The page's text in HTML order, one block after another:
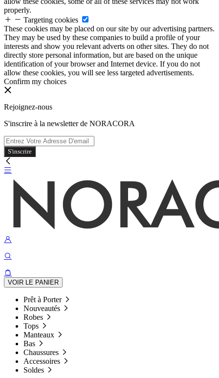
properly.
Targeting cookies
These cookies may be placed on our site by our advertising partners.
They may be used by these companies to build a profile of your
interests and show you relevant adverts on other sites. They do not
directly store personal information, but are based on the unique
identification of your browser and Internet device. If you do not
allow these cookies, you will see less targeted advertisements.
Confirm my choices
Rejoignez-nous
S'inscrire à la newsletter de NORACORA
S'inscrire
VOIR LE PANIER
Prêt à Porter
Nouveautés
Robes
Tops
Manteaux
Bas
Chaussures
Accessoires
Soldes